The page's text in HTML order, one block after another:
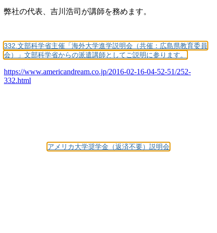
弊社の代表、吉川浩司が講師を務めます。
332.文部科学省主催「海外大学進学説明会（共催：広島県教育委員
会）」文部科学省からの派遣講師としてご説明に参ります。
https://www.americandream.co.jp/2016-02-16-04-52-51/252-
332.html
アメリカ大学奨学金（返済不要）説明会